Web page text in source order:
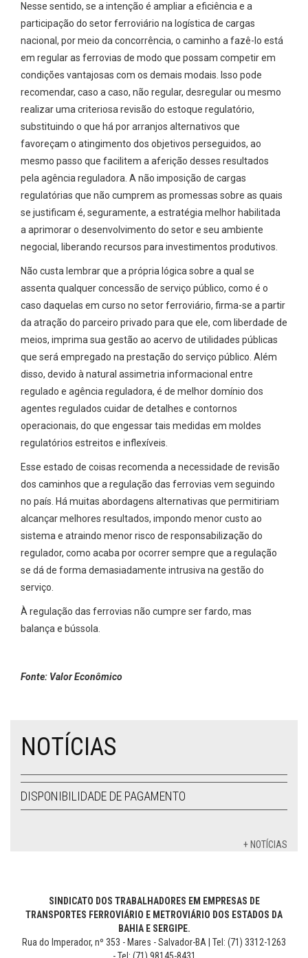
Nesse sentido, se a intenção é ampliar a eficiência e a
participação do setor ferroviário na logística de cargas
nacional, por meio da concorrência, o caminho a fazê-lo está
em regular as ferrovias de modo que possam competir em
condições vantajosas com os demais modais. Isso pode
recomendar, caso a caso, não regular, desregular ou mesmo
realizar uma criteriosa revisão do estoque regulatório,
substituindo o que há por arranjos alternativos que
favoreçam o atingimento dos objetivos perseguidos, ao
mesmo passo que facilitem a aferição desses resultados
pela agência reguladora. A não imposição de cargas
regulatórias que não cumprem as promessas sobre as quais
se justificam é, seguramente, a estratégia melhor habilitada
a aprimorar o desenvolvimento do setor e seu ambiente
negocial, liberando recursos para investimentos produtivos.
Não custa lembrar que a própria lógica sobre a qual se
assenta qualquer concessão de serviço público, como é o
caso daquelas em curso no setor ferroviário, firma-se a partir
da atração do parceiro privado para que ele, com liberdade de
meios, imprima sua gestão ao acervo de utilidades públicas
que será empregado na prestação do serviço público. Além
disso, devido à natural assimetria informacional entre
regulado e agência reguladora, é de melhor domínio dos
agentes regulados cuidar de detalhes e contornos
operacionais, do que engessar tais medidas em moldes
regulatórios estreitos e inflexíveis.
Esse estado de coisas recomenda a necessidade de revisão
dos caminhos que a regulação das ferrovias vem seguindo
no país. Há muitas abordagens alternativas que permitiriam
alcançar melhores resultados, impondo menor custo ao
sistema e atraindo menor risco de responsabilização do
regulador, como acaba por ocorrer sempre que a regulação
se dá de forma demasiadamente intrusiva na gestão do
serviço.
À regulação das ferrovias não cumpre ser fardo, mas
balança e bússola.
Fonte: Valor Econômico
NOTÍCIAS
DISPONIBILIDADE DE PAGAMENTO
+ NOTÍCIAS
SINDICATO DOS TRABALHADORES EM EMPRESAS DE
TRANSPORTES FERROVIÁRIO E METROVIÁRIO DOS ESTADOS DA
BAHIA E SERGIPE.
Rua do Imperador, nº 353 - Mares - Salvador-BA | Tel: (71) 3312-1263